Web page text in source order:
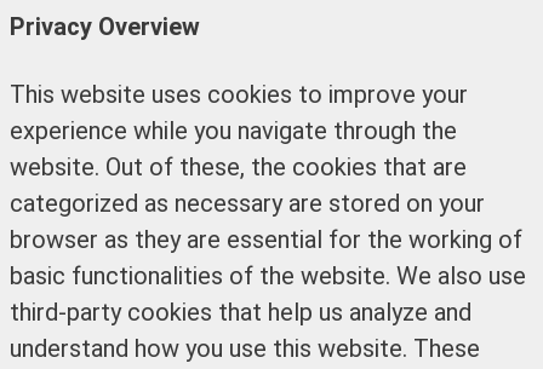
Privacy Overview
This website uses cookies to improve your
experience while you navigate through the
website. Out of these, the cookies that are
categorized as necessary are stored on your
browser as they are essential for the working of
basic functionalities of the website. We also use
third-party cookies that help us analyze and
understand how you use this website. These